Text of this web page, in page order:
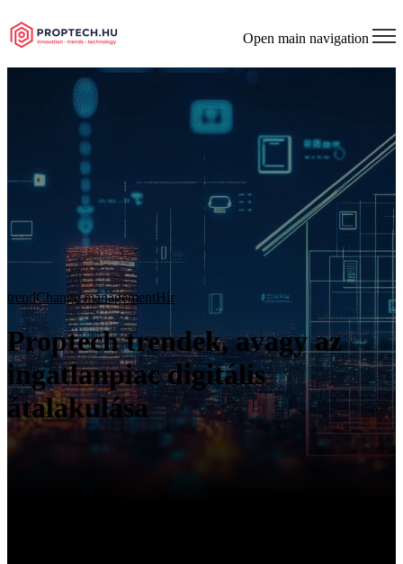
Open main navigation
trendChange managementHír
Proptech trendek, avagy az
ingatlanpiac digitális
átalakulása